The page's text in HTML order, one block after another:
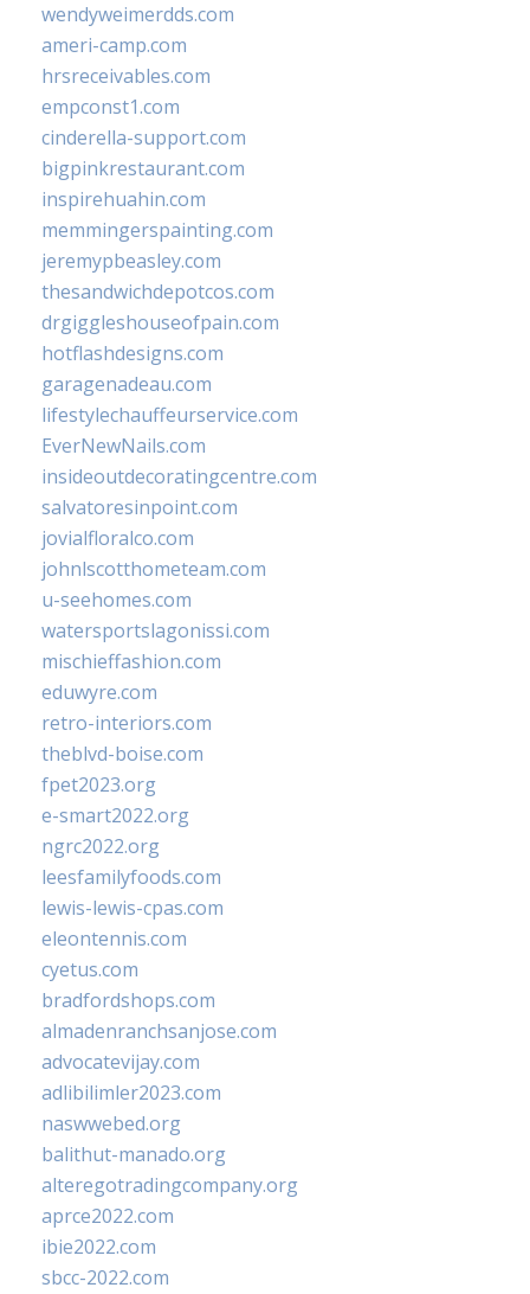
wendyweimerdds.com
ameri-camp.com
hrsreceivables.com
empconst1.com
cinderella-support.com
bigpinkrestaurant.com
inspirehuahin.com
memmingerspainting.com
jeremypbeasley.com
thesandwichdepotcos.com
drgiggleshouseofpain.com
hotflashdesigns.com
garagenadeau.com
lifestylechauffeurservice.com
EverNewNails.com
insideoutdecoratingcentre.com
salvatoresinpoint.com
jovialfloralco.com
johnlscotthometeam.com
u-seehomes.com
watersportslagonissi.com
mischieffashion.com
eduwyre.com
retro-interiors.com
theblvd-boise.com
fpet2023.org
e-smart2022.org
ngrc2022.org
leesfamilyfoods.com
lewis-lewis-cpas.com
eleontennis.com
cyetus.com
bradfordshops.com
almadenranchsanjose.com
advocatevijay.com
adlibilimler2023.com
naswwebed.org
balithut-manado.org
alteregotradingcompany.org
aprce2022.com
ibie2022.com
sbcc-2022.com